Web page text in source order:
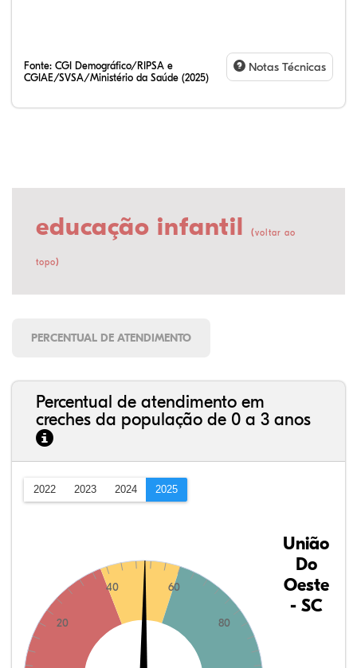
Fonte: CGI Demográfico/RIPSA e
CGIAE/SVSA/Ministério da Saúde (2025)
Notas Técnicas
educação infantil (voltar ao
topo)
PERCENTUAL DE ATENDIMENTO
Percentual de atendimento em
creches da população de 0 a 3 anos
2022 2023 2024 2025
20
40 60
80
União
Do
Oeste
- SC